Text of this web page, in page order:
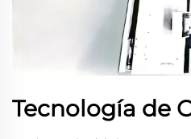
Tecnología de